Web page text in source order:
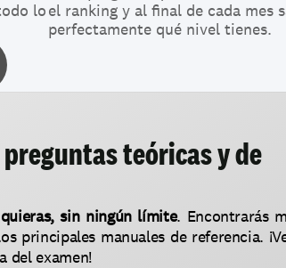
lo el ranking y al final de cada mes
perfectamente qué nivel tienes.
teóricas y de
sin ningún límite. Encontrarás
principales manuales de referencia.
del examen!